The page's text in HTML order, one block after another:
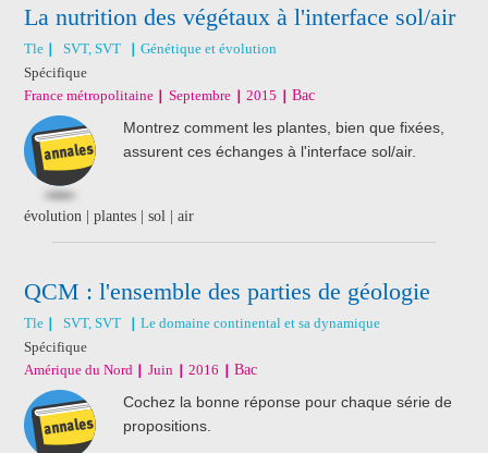
La nutrition des végétaux à l'interface sol/air
Tle SVT, SVT
Génétique et évolution
Spécifique
France métropolitaine
Septembre 2015 Bac
Montrez comment les plantes, bien que fixées,
assurent ces échanges à l'interface sol/air.
évolution | plantes | sol | air
QCM : l'ensemble des parties de géologie
Tle SVT, SVT
Le domaine continental et sa dynamique
Spécifique
Amérique du Nord
Juin 2016 Bac
Cochez la bonne réponse pour chaque série de
propositions.